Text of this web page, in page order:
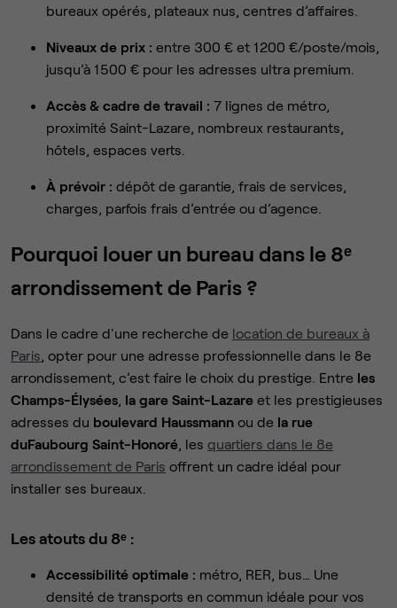
bureaux opérés, plateaux nus, centres d’affaires.
Niveaux de prix : entre 300 € et 1 200 €/poste/mois,
jusqu’à 1 500 € pour les adresses ultra premium.
Accès & cadre de travail : 7 lignes de métro,
proximité Saint-Lazare, nombreux restaurants,
hôtels, espaces verts.
À prévoir : dépôt de garantie, frais de services,
charges, parfois frais d’entrée ou d’agence.
Pourquoi louer un bureau dans le 8ᵉ
arrondissement de Paris ?
Dans le cadre d'une recherche de location de bureaux à
Paris , opter pour une adresse professionnelle dans le 8e
arrondissement, c’est faire le choix du prestige. Entre les
Champs-Élysées la gare Saint-Lazare et les prestigieuses
adresses du boulevard Haussmann ou de la rue
duFaubourg Saint-Honoré , les quartiers dans le 8e
arrondissement de Paris offrent un cadre idéal pour
installer ses bureaux.
Les atouts du 8ᵉ :
Accessibilité optimale : métro, RER, bus… Une
densité de transports en commun idéale pour vos